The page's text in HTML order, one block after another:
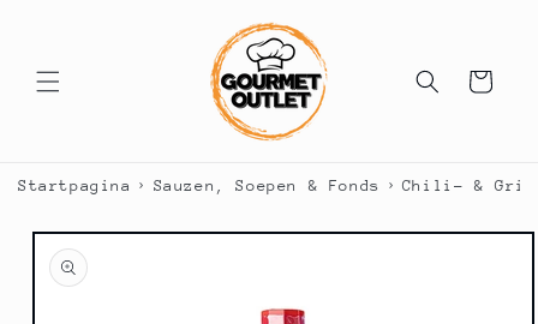
Winkelwagen
Startpagina › Sauzen, Soepen & Fonds › Chili- &